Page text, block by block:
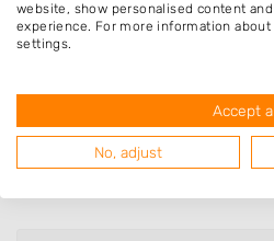
Op 2,95 km afstand
G.C.S. Groenverzorging, Cultuur..
Bijsterhuizen 2124
6604LG Wijchen
Op 3,00 km afstand
website, show personalised content
experience. For more information
settings.
Accept
No, adjust